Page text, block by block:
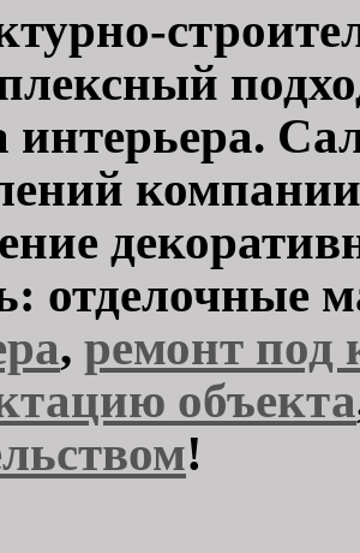
интерьера.
отделочные
, ремонт под
объекта
!